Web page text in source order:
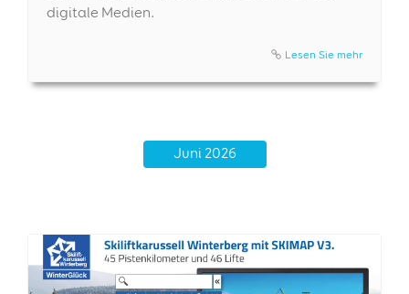
digitale Medien.
Lesen Sie mehr
Juni 2026